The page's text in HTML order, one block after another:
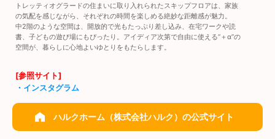
トレッティオグラードの住まいに取り入れられたスキップフロアは、家族
の気配を感じながら、それぞれの時間を楽しめる絶妙な距離感が魅力。
中2階のような空間は、開放的で光もたっぷり差し込み、在宅ワークや読
書、子どもの遊び場にもぴったり。アイディア次第で自由に使える“＋α”の
空間が、暮らしに心地よいゆとりをもたらします。
[参照サイト]
・インスタグラム
ハルクホーム（株式会社ハルク）の公式サイト